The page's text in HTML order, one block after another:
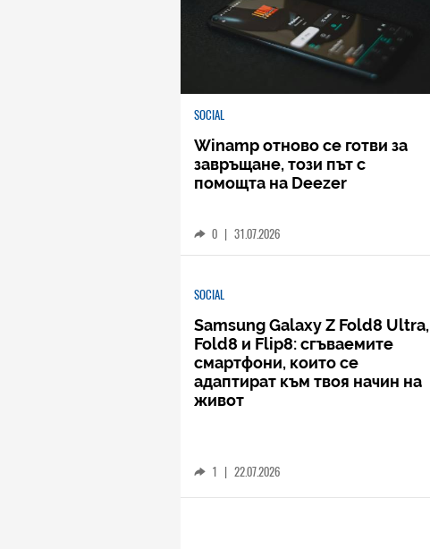
SOCIAL
Winamp отново се готви за
завръщане, този път с
помощта на Deezer
0 | 31.07.2026
SOCIAL
Samsung Galaxy Z Fold8 Ultra,
Fold8 и Flip8: сгъваемите
смартфони, които се
адаптират към твоя начин на
живот
1 | 22.07.2026